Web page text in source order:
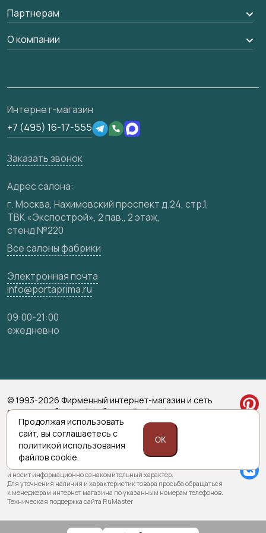
Погонаж
Накладки на дверь
Гарантия
Вопрос-ответ
Техническая информация
Юридическая информация
Вызов замерщика
Монтаж
Подготовка проемов
Партнерам
Дизайнерам / архитекторам
О компании
Сертификаты
Производство
Медиацентр
Видео
Карта сайта
Интернет-магазин
+7 (495) 16-17-555
Заказать звонок
Адрес салона:
г. Москва, Нахимовский проспект д.24, стр.1,
ТВК «Экспострой», 2 пав., 2 этаж,
стенд №220
Все салоны фабрики
Электронная почта
info@portaprima.ru
09:00-21:00
ежедневно
© 1993-2026 Фирменный интернет-магазин и сеть
салонов мебельной фабрики «Porta prima»
Политика обработки персональных данных
Согласие на обработку персональных данных
Приведенная на сайте информация не является публичной офертой
и носит информационно ознакомительный характер.
Для уточнения наличия и характеристик товара просьба обращаться
к менеджерам интернет магазина по указанным номерам телефонов.
Техническая поддержка сайта RuMaster
Продолжая использовать
сайт, вы соглашаетесь с
политикой использования
файлов cookie.
OK